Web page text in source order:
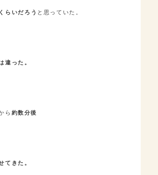
らいだろう と思っていた。
違った。
ら 約数分後
てきた。